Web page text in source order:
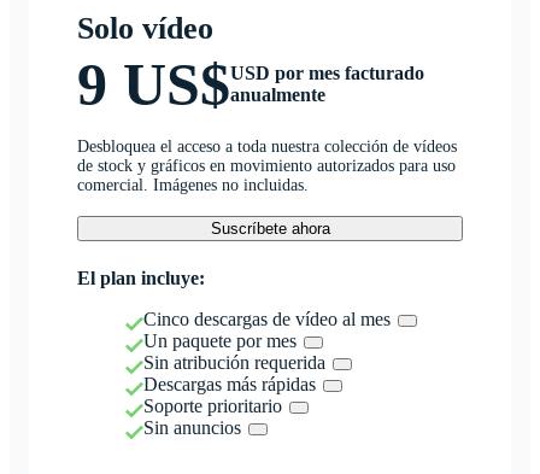
Solo vídeo
9 US$USD por mes facturado
anualmente
Desbloquea el acceso a toda nuestra colección de vídeos
de stock y gráficos en movimiento autorizados para uso
comercial. Imágenes no incluidas.
Suscríbete ahora
El plan incluye:
Cinco descargas de vídeo al mes
Un paquete por mes
Sin atribución requerida
Descargas más rápidas
Soporte prioritario
Sin anuncios